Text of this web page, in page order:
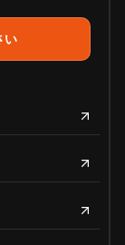
い